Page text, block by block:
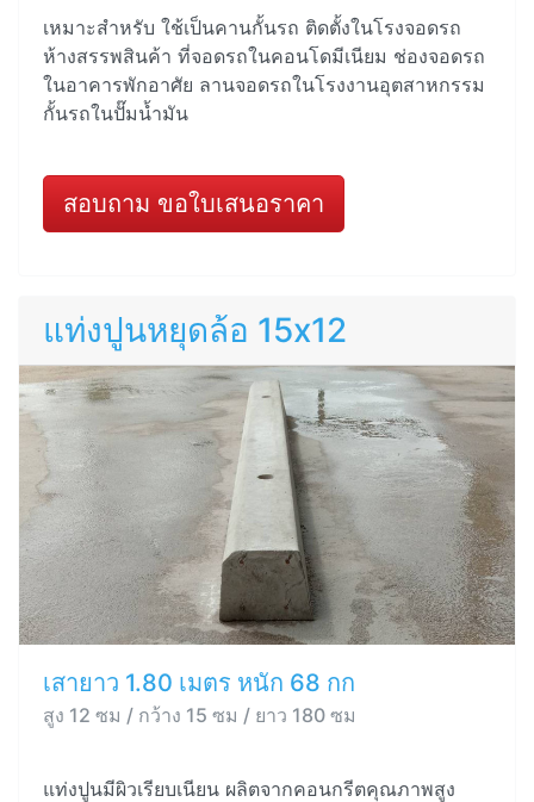
เหมาะสำหรับ ใช้เป็นคานกั้นรถ ติดตั้งในโรงจอดรถ
ห้างสรรพสินค้า ที่จอดรถในคอนโดมีเนียม ช่องจอดรถ
ในอาคารพักอาศัย ลานจอดรถในโรงงานอุตสาหกรรม
กั้นรถในปั๊มน้ำมัน
สอบถาม ขอใบเสนอราคา
แท่งปูนหยุดล้อ 15x12
เสายาว 1.80 เมตร หนัก 68 กก
สูง 12 ซม / กว้าง 15 ซม / ยาว 180 ซม
แท่งปูนมีผิวเรียบเนียน ผลิตจากคอนกรีตคุณภาพสูง